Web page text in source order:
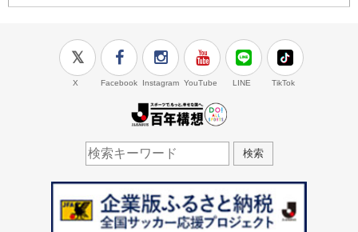
X Facebook Instagram YouTube LINE TikTok
検索